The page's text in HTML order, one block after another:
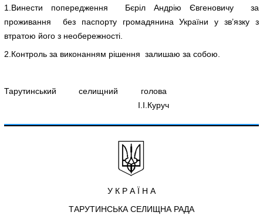
1.Винести попередження Бєріл Андрію Євгеновичу за
проживання без паспорту громадянина України у зв’язку з
втратою його з необережності.
2.Контроль за виконанням рішення залишаю за собою.
Тарутинський селищний голова
І.І.Куруч
У К Р А Ї Н А
ТАРУТИНСЬКА СЕЛИЩНА РАДА